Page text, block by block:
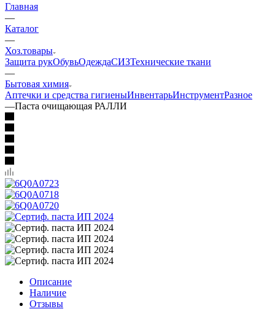
Главная
—
Каталог
—
Хоз.товары
Защита рукОбувьОдеждаСИЗТехнические ткани
—
Бытовая химия
Аптечки и средства гигиеныИнвентарьИнструментРазное
—Паста очищающая РАЛЛИ
Описание
Наличие
Отзывы